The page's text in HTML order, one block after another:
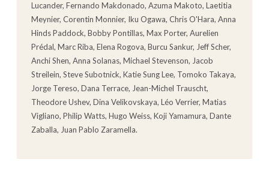
Lucander, Fernando Makdonado, Azuma Makoto, Laetitia
Meynier, Corentin Monnier, Iku Ogawa, Chris O'Hara, Anna
Hinds Paddock, Bobby Pontillas, Max Porter, Aurelien
Prédal, Marc Riba, Elena Rogova, Burcu Sankur, Jeff Scher,
Anchi Shen, Anna Solanas, Michael Stevenson, Jacob
Streilein, Steve Subotnick, Katie Sung Lee, Tomoko Takaya,
Jorge Tereso, Dana Terrace, Jean-Michel Trauscht,
Theodore Ushev, Dina Velikovskaya, Léo Verrier, Matias
Vigliano, Philip Watts, Hugo Weiss, Koji Yamamura, Dante
Zaballa, Juan Pablo Zaramella.